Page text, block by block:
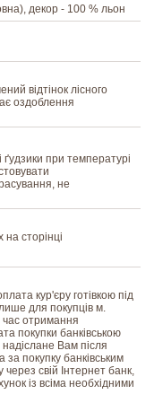
декор - 100 % льон
відтінок лісного
оздоблення
при температурі
не
сторінці
кур'єру готівкою під
для покупців м.
час отримання
покупки банківською
Вам після
покупку банківським
свій Інтернет банк,
із всіма необхідними